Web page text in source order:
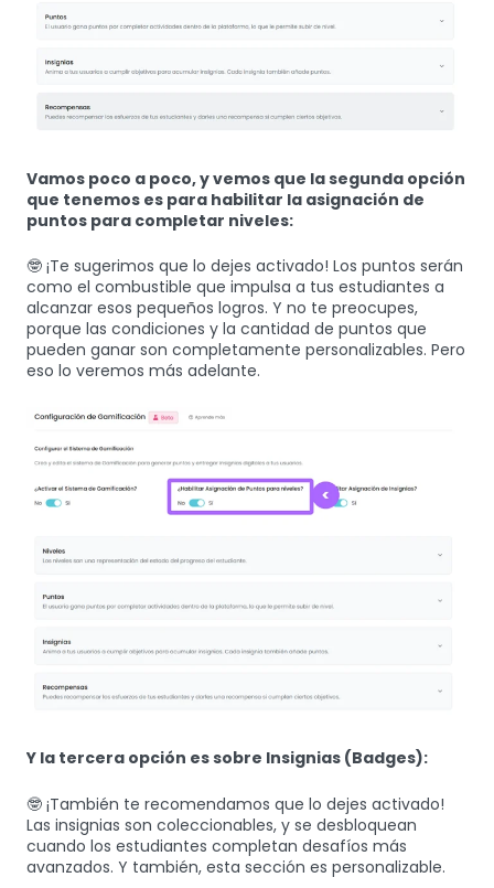
Vamos poco a poco, y vemos que la segunda opción
que tenemos es para habilitar la asignación de
puntos para completar niveles:
🤓 ¡Te sugerimos que lo dejes activado! Los puntos serán
como el combustible que impulsa a tus estudiantes a
alcanzar esos pequeños logros. Y no te preocupes,
porque las condiciones y la cantidad de puntos que
pueden ganar son completamente personalizables. Pero
eso lo veremos más adelante.
Y la tercera opción es sobre Insignias (Badges):
🤓 ¡También te recomendamos que lo dejes activado!
Las insignias son coleccionables, y se desbloquean
cuando los estudiantes completan desafíos más
avanzados. Y también, esta sección es personalizable.